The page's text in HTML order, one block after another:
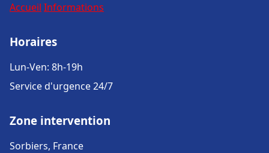
Accueil Informations
Horaires
Lun-Ven: 8h-19h
Service d'urgence 24/7
Zone intervention
Sorbiers, France